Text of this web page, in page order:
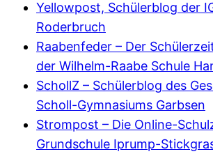
Yellowpost, Schülerblog der
Roderbruch
Raabenfeder – Der
der Wilhelm-Raabe Schule
SchollZ – Schülerblog des
Scholl-Gymnasiums Garbsen
Strompost – Die Online-
Grundschule Iprump-